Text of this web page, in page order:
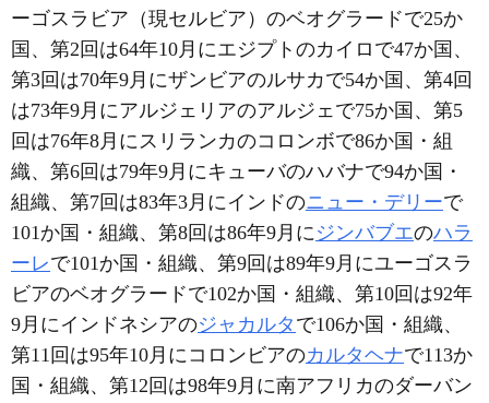
ーゴスラビア（現セルビア）のベオグラードで25か
国、第2回は64年10月にエジプトのカイロで47か国、
第3回は70年9月にザンビアのルサカで54か国、第4回
は73年9月にアルジェリアのアルジェで75か国、第5
回は76年8月にスリランカのコロンボで86か国・組
織、第6回は79年9月にキューバのハバナで94か国・
組織、第7回は83年3月にインドのニュー・デリーで
101か国・組織、第8回は86年9月に ジンバブエのハラ
ーレで101か国・組織、第9回は89年9月にユーゴスラ
ビアのベオグラードで102か国・組織、第10回は92年
9月にインドネシアのジャカルタ で106か国・組織、
第11回は95年10月にコロンビアのカルタヘナで113か
国・組織、第12回は98年9月に南アフリカのダーバン